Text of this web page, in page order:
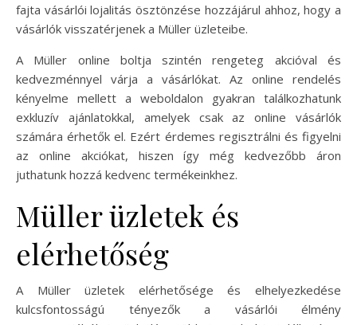
fajta vásárlói lojalitás ösztönzése hozzájárul ahhoz, hogy a
vásárlók visszatérjenek a Müller üzleteibe.
A Müller online boltja szintén rengeteg akcióval és
kedvezménnyel várja a vásárlókat. Az online rendelés
kényelme mellett a weboldalon gyakran találkozhatunk
exkluzív ajánlatokkal, amelyek csak az online vásárlók
számára érhetők el. Ezért érdemes regisztrálni és figyelni
az online akciókat, hiszen így még kedvezőbb áron
juthatunk hozzá kedvenc termékeinkhez.
Müller üzletek és
elérhetőség
A Müller üzletek elérhetősége és elhelyezkedése
kulcsfontosságú tényezők a vásárlói élmény